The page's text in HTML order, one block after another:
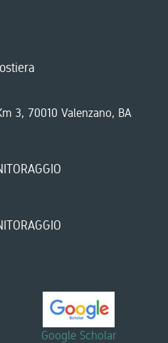
3, 70010 Valenzano, BA
Google Scholar